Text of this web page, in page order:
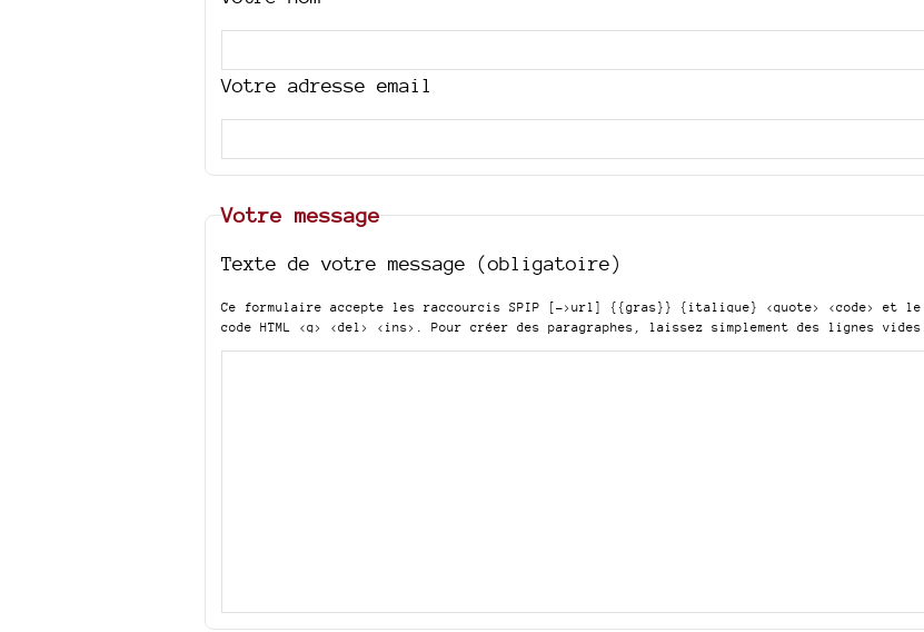
Votre adresse email
Votre message
Texte de votre message (obligatoire)
Ce formulaire accepte les raccourcis SPIP [->url] {{gras}} {italique} <quote> <code>
et le
code HTML <q> <del> <ins> . Pour créer des paragraphes, laissez simplement des lignes vides.